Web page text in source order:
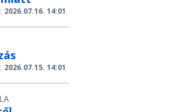
2026.07.16. 14:01
2026.07.15. 14:01